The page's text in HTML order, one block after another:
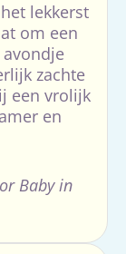
lekkerst
om een
zachte
een vrolijk
en
Baby in